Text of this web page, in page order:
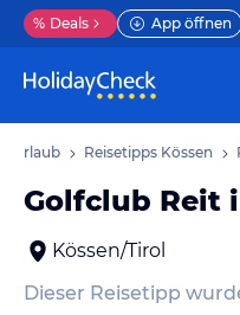
% Deals App öffnen
Urlaub Reisetipps Kössen
Golfclub Reit
Kössen/Tirol
Dieser Reisetipp